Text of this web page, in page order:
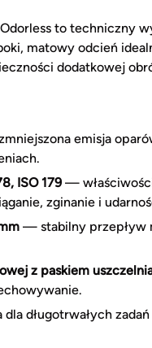
to techniczny
matowy odcień
dodatkowej
emisja
ISO 179 —
zginanie i
— stabilny przepływ
z paskiem
długotrwałych